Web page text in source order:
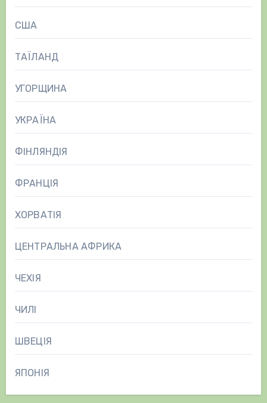
США
ТАЇЛАНД
УГОРЩИНА
УКРАЇНА
ФІНЛЯНДІЯ
ФРАНЦІЯ
ХОРВАТІЯ
ЦЕНТРАЛЬНА АФРИКА
ЧЕХІЯ
ЧИЛІ
ШВЕЦІЯ
ЯПОНІЯ